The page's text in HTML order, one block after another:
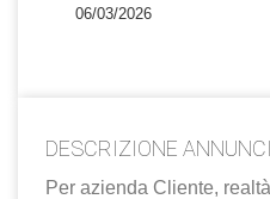
CV
Lingua
FR
06/03/2026
DESCRIZIONE
Per azienda Cliente,